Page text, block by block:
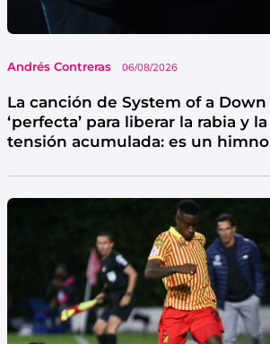
Andrés Contreras 06/08/2026
La canción de System of a Down
‘perfecta’ para liberar la rabia y la
tensión acumulada: es un himno